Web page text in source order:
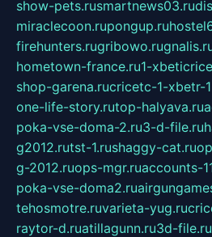
show-pets.rusmartnews03.ru
miraclecoon.rupongup.ru
firehunters.rugribowo.ru
hometown-france.ru1-
shop-garena.rucricetc-1-xbetr-
one-life-story.rutop-halyava.ru
poka-vse-doma-2.ru3-d-file.ru
g2012.rutst-1.rushaggy-cat.ru
g-2012.ruops-mgr.ruaccounts-
poka-vse-doma2.ru
tehosmotre.ruvarieta-yug.ru
raytor-d.ruatillagunn.ru3d-file.ru